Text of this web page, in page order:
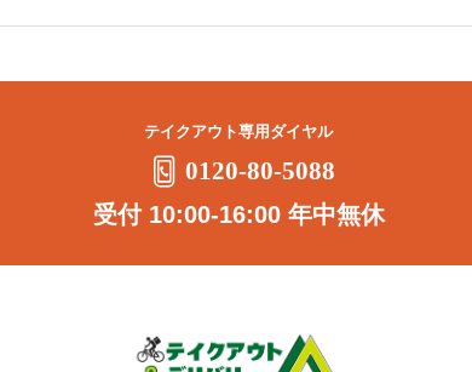
テイクアウト専用ダイヤル
0120-80-5088
受付 10:00-16:00 年中無休